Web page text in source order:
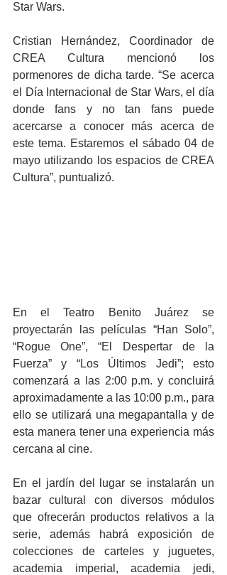
Star Wars.
Cristian Hernández, Coordinador de
CREA Cultura mencionó los
pormenores de dicha tarde. “Se acerca
el Día Internacional de Star Wars, el día
donde fans y no tan fans puede
acercarse a conocer más acerca de
este tema. Estaremos el sábado 04 de
mayo utilizando los espacios de CREA
Cultura”, puntualizó.
En el Teatro Benito Juárez se
proyectarán las películas “Han Solo”,
“Rogue One”, “El Despertar de la
Fuerza” y “Los Últimos Jedi”; esto
comenzará a las 2:00 p.m. y concluirá
aproximadamente a las 10:00 p.m., para
ello se utilizará una megapantalla y de
esta manera tener una experiencia más
cercana al cine.
En el jardín del lugar se instalarán un
bazar cultural con diversos módulos
que ofrecerán productos relativos a la
serie, además habrá exposición de
colecciones de carteles y juguetes,
academia imperial, academia jedi,